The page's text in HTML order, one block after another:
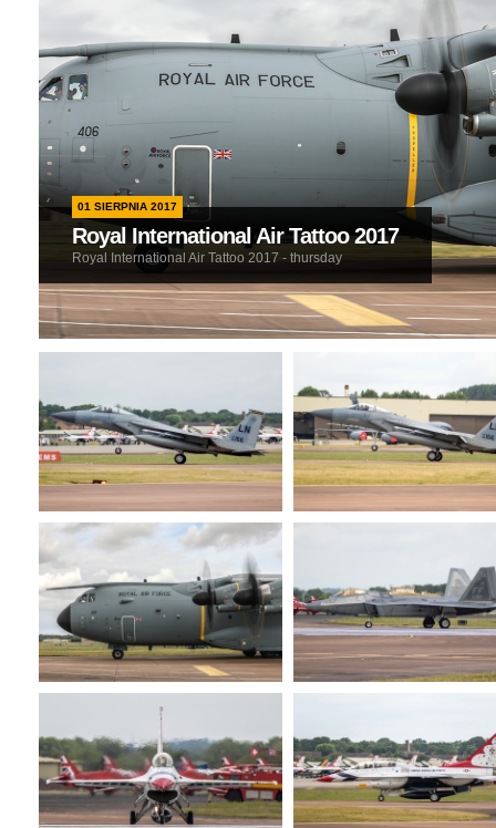
01 SIERPNIA 2017
Royal International Air Tattoo 2017
Royal International Air Tattoo 2017 - thursday